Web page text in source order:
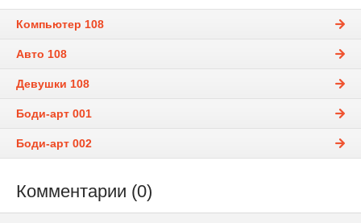
Компьютер 108
Авто 108
Девушки 108
Боди-арт 001
Боди-арт 002
Комментарии (0)